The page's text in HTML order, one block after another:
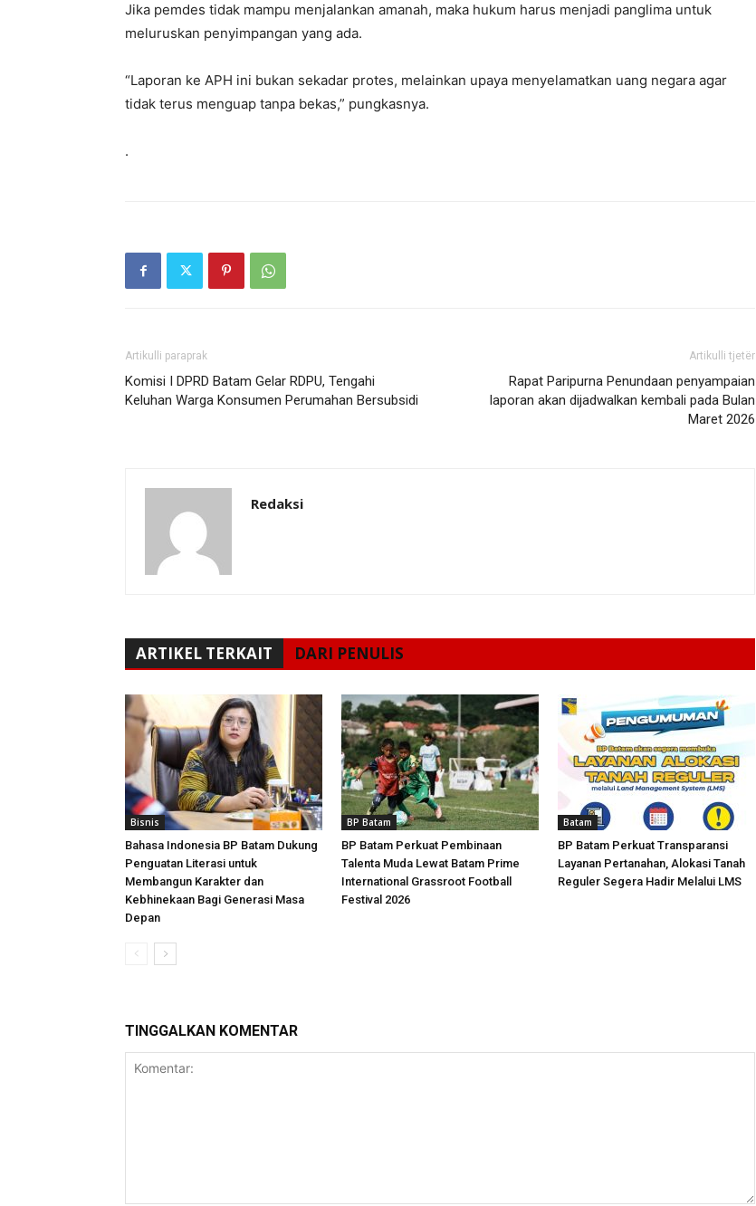
Jika pemdes tidak mampu menjalankan amanah, maka hukum harus menjadi panglima untuk
meluruskan penyimpangan yang ada.
“Laporan ke APH ini bukan sekadar protes, melainkan upaya menyelamatkan uang negara agar
tidak terus menguap tanpa bekas,” pungkasnya.
.
Artikulli paraprak
Komisi I DPRD Batam Gelar RDPU, Tengahi
Keluhan Warga Konsumen Perumahan Bersubsidi
Artikulli tjetër
Rapat Paripurna Penundaan penyampaian
laporan akan dijadwalkan kembali pada Bulan
Maret 2026
Redaksi
ARTIKEL TERKAIT DARI PENULIS
Bisnis
Bahasa Indonesia BP Batam Dukung
Penguatan Literasi untuk
Membangun Karakter dan
Kebhinekaan Bagi Generasi Masa
Depan
BP Batam
BP Batam Perkuat Pembinaan
Talenta Muda Lewat Batam Prime
International Grassroot Football
Festival 2026
Batam
BP Batam Perkuat Transparansi
Layanan Pertanahan, Alokasi Tanah
Reguler Segera Hadir Melalui LMS
TINGGALKAN KOMENTAR